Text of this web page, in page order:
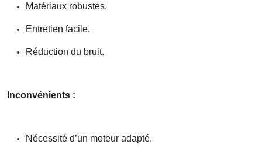
Matériaux robustes.
Entretien facile.
Réduction du bruit.
Inconvénients :
Nécessité d’un moteur adapté.